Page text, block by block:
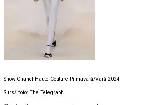
Show Chanel Haute Couture Primavară/Vară 2024
Sursă foto: The Telegraph